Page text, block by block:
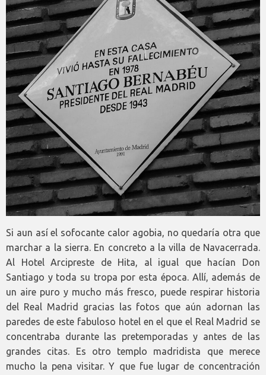
Si aun así el sofocante calor agobia, no quedaría otra que
marchar a la sierra. En concreto a la villa de Navacerrada.
Al Hotel Arcipreste de Hita, al igual que hacían Don
Santiago y toda su tropa por esta época. Allí, además de
un aire puro y mucho más fresco, puede respirar historia
del Real Madrid gracias las fotos que aún adornan las
paredes de este fabuloso hotel en el que el Real Madrid se
concentraba durante las pretemporadas y antes de las
grandes citas. Es otro templo madridista que merece
mucho la pena visitar. Y que fue lugar de concentración